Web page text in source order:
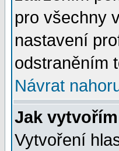
pro všechny
nastavení
odstraněním
Návrat
Jak
Vytvoření